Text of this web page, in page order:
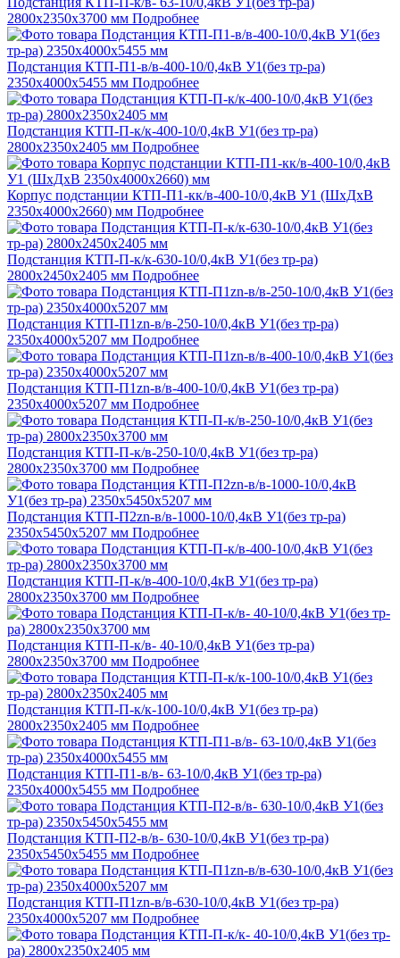
2800х2350х3700 мм Подробнее
Подстанция КТП-П1-в/в-400-10/0,4кВ У1(без тр-ра)
2350х4000х5455 мм Подробнее
Подстанция КТП-П-к/к-400-10/0,4кВ У1(без тр-ра)
2800х2350х2405 мм Подробнее
Корпус подстанции КТП-П1-кк/в-400-10/0,4кВ У1 (ШхДхВ
2350х4000х2660) мм Подробнее
Подстанция КТП-П-к/к-630-10/0,4кВ У1(без тр-ра)
2800х2450х2405 мм Подробнее
Подстанция КТП-П1zn-в/в-250-10/0,4кВ У1(без тр-ра)
2350х4000х5207 мм Подробнее
Подстанция КТП-П1zn-в/в-400-10/0,4кВ У1(без тр-ра)
2350х4000х5207 мм Подробнее
Подстанция КТП-П-к/в-250-10/0,4кВ У1(без тр-ра)
2800х2350х3700 мм Подробнее
Подстанция КТП-П2zn-в/в-1000-10/0,4кВ У1(без тр-ра)
2350х5450х5207 мм Подробнее
Подстанция КТП-П-к/в-400-10/0,4кВ У1(без тр-ра)
2800х2350х3700 мм Подробнее
Подстанция КТП-П-к/в- 40-10/0,4кВ У1(без тр-ра)
2800х2350х3700 мм Подробнее
Подстанция КТП-П-к/к-100-10/0,4кВ У1(без тр-ра)
2800х2350х2405 мм Подробнее
Подстанция КТП-П1-в/в- 63-10/0,4кВ У1(без тр-ра)
2350х4000х5455 мм Подробнее
Подстанция КТП-П2-в/в- 630-10/0,4кВ У1(без тр-ра)
2350х5450х5455 мм Подробнее
Подстанция КТП-П1zn-в/в-630-10/0,4кВ У1(без тр-ра)
2350х4000х5207 мм Подробнее